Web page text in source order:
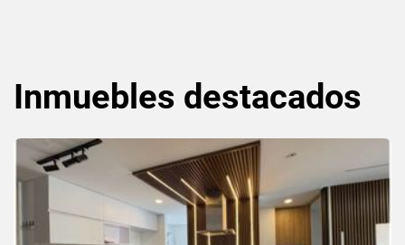
Inmuebles destacados